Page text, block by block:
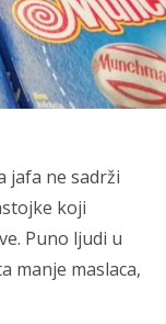
jafa ne sadrži
koji
Puno ljudi u
manje maslaca,